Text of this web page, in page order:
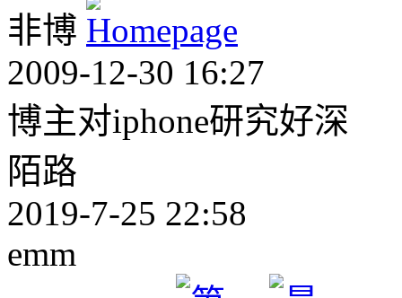
非博
2009-12-30 16:27
博主对iphone研究好深
陌路
2019-7-25 22:58
emm